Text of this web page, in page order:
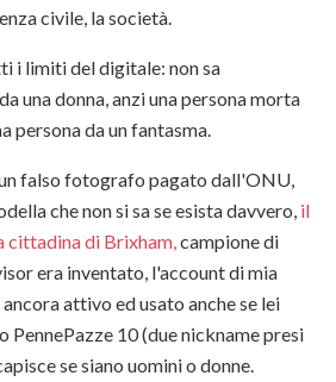
civile, la società.
i limiti del digitale: non sa
una donna, anzi una persona morta
persona da un fantasma.
falso fotografo pagato dall'ONU,
che non si sa se esista davvero, il
cittadina di Brixham,campione di
era inventato, l'account di mia
attivo ed usato anche se lei
PennePazze 10 (due nickname presi
se siano uomini o donne.